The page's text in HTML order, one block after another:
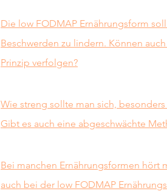
Die low FODMAP Ernährungsform
Beschwerden zu lindern. Können
Prinzip verfolgen?
Wie streng sollte man sich,
Gibt es auch eine abgeschwächte
Bei manchen Ernährungsformen hört
auch bei der low FODMAP